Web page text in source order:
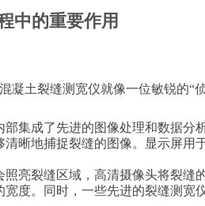
中的重要作用
凝土裂缝测宽仪就像一位敏锐的“
成了先进的图像处理和数据分
晰地捕捉裂缝的图像。显示屏用
裂缝区域，高清摄像头将裂缝
度。同时，一些先进的裂缝测宽